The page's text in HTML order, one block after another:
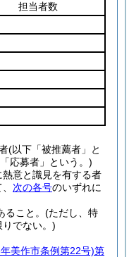
担当者数
(以下「被推薦者」と
応募者」という。)
意と識見を有する者
次の各号のいずれに
こと。 (ただし、特
でない。)
美作市条例第22号)第